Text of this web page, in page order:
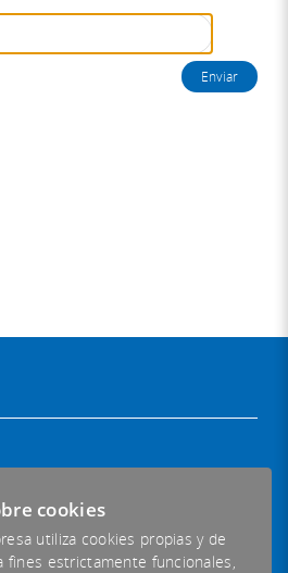
cookies
utiliza cookies propias y de
fines estrictamente funcionales,